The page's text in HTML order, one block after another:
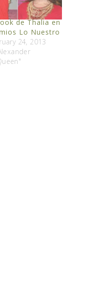
de Thalia en
Lo Nuestro
24, 2013